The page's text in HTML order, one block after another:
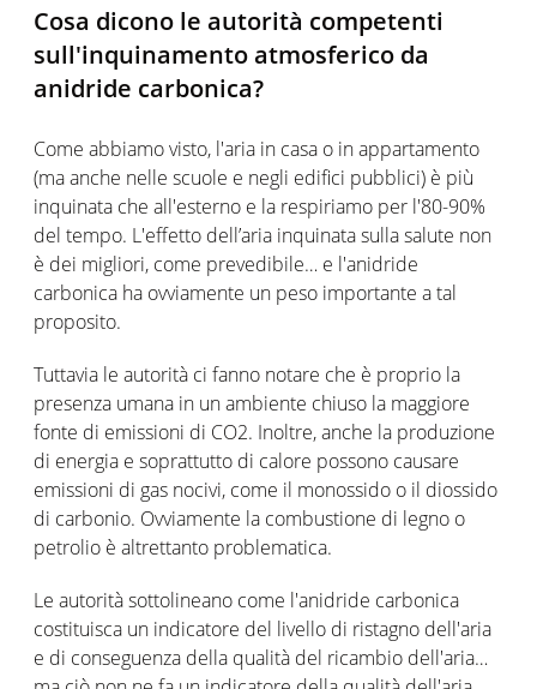
Cosa dicono le autorità competenti
sull'inquinamento atmosferico da
anidride carbonica?
Come abbiamo visto, l'aria in casa o in appartamento
(ma anche nelle scuole e negli edifici pubblici) è più
inquinata che all'esterno e la respiriamo per l'80-90%
del tempo. L'effetto dell’aria inquinata sulla salute non
è dei migliori, come prevedibile… e l'anidride
carbonica ha ovviamente un peso importante a tal
proposito.
Tuttavia le autorità ci fanno notare che è proprio la
presenza umana in un ambiente chiuso la maggiore
fonte di emissioni di CO2. Inoltre, anche la produzione
di energia e soprattutto di calore possono causare
emissioni di gas nocivi, come il monossido o il diossido
di carbonio. Ovviamente la combustione di legno o
petrolio è altrettanto problematica.
Le autorità sottolineano come l'anidride carbonica
costituisca un indicatore del livello di ristagno dell'aria
e di conseguenza della qualità del ricambio dell'aria…